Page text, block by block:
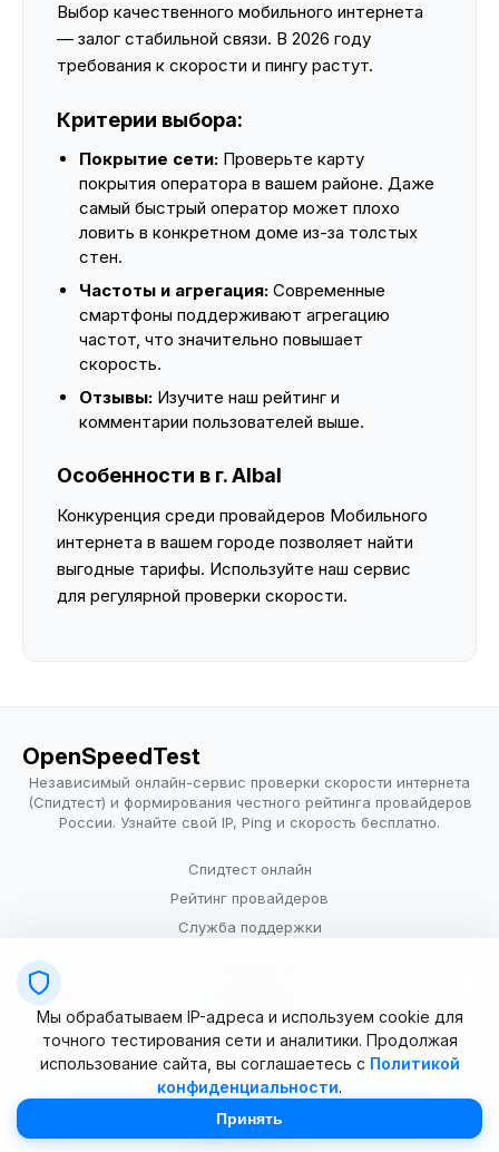
Выбор качественного мобильного интернета
— залог стабильной связи. В 2026 году
требования к скорости и пингу растут.
Критерии выбора:
Покрытие сети: Проверьте карту
покрытия оператора в вашем районе. Даже
самый быстрый оператор может плохо
ловить в конкретном доме из-за толстых
стен.
Частоты и агрегация: Современные
смартфоны поддерживают агрегацию
частот, что значительно повышает
скорость.
Отзывы: Изучите наш рейтинг и
комментарии пользователей выше.
Особенности в г. Albal
Конкуренция среди провайдеров Мобильного
интернета в вашем городе позволяет найти
выгодные тарифы. Используйте наш сервис
для регулярной проверки скорости.
OpenSpeedTest
Независимый онлайн-сервис проверки скорости интернета
(Спидтест) и формирования честного рейтинга провайдеров
России. Узнайте свой IP, Ping и скорость бесплатно.
Спидтест онлайн
Рейтинг провайдеров
Служба поддержки
Условия использования
© 2025–2026 OpenSpeedTest (ИП Долматова В.В.). Все права
Мы обрабатываем IP-адреса и используем cookie для
точного тестирования сети и аналитики. Продолжая
использование сайта, вы соглашаетесь с Политикой
конфиденциальности.
Принять